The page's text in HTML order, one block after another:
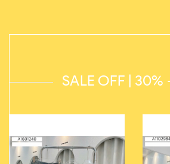
SALE OFF | 30%